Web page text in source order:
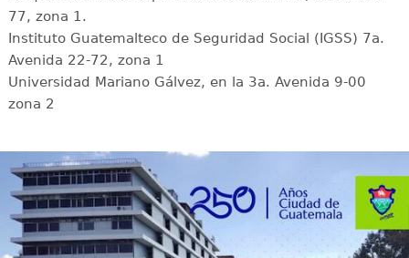
77, zona 1.
Instituto Guatemalteco de Seguridad Social (IGSS) 7a.
Avenida 22-72, zona 1
Universidad Mariano Gálvez, en la 3a. Avenida 9-00
zona 2